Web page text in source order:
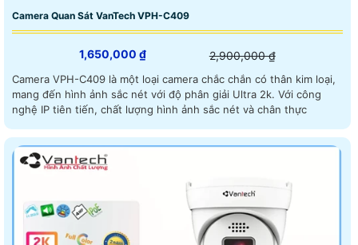
Camera Quan Sát VanTech VPH-C409
1,650,000 ₫ 2,900,000 ₫
Camera VPH-C409 là một loại camera chắc chắn có thân kim loại,
mang đến hình ảnh sắc nét với độ phân giải Ultra 2k. Với công
nghệ IP tiên tiến, chất lượng hình ảnh sắc nét và chân thực